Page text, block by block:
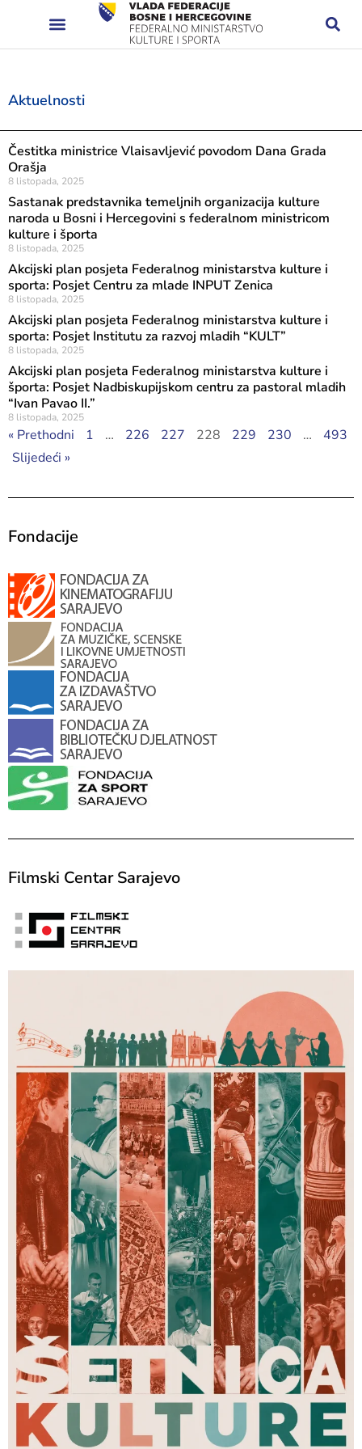
Aktuelnosti
Čestitka ministrice Vlaisavljević povodom Dana Grada
Orašja
8 listopada, 2025
Sastanak predstavnika temeljnih organizacija kulture
naroda u Bosni i Hercegovini s federalnom ministricom
kulture i športa
8 listopada, 2025
Akcijski plan posjeta Federalnog ministarstva kulture i
sporta: Posjet Centru za mlade INPUT Zenica
8 listopada, 2025
Akcijski plan posjeta Federalnog ministarstva kulture i
sporta: Posjet Institutu za razvoj mladih “KULT”
8 listopada, 2025
Akcijski plan posjeta Federalnog ministarstva kulture i
športa: Posjet Nadbiskupijskom centru za pastoral mladih
“Ivan Pavao II.”
8 listopada, 2025
« Prethodni 1 … 226 227 228 229 230 …
493
Slijedeći »
Fondacije
Filmski Centar Sarajevo